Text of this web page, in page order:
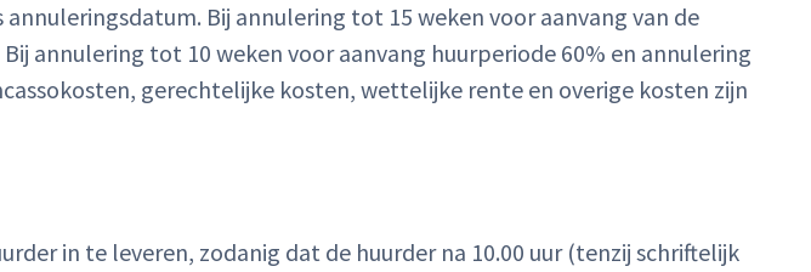
Bij annulering tot 15 weken voor aanvang van de
annulering tot 10 weken voor aanvang huurperiode 60% en annulering
gerechtelijke kosten, wettelijke rente en overige kosten zijn
in te leveren, zodanig dat de huurder na 10.00 uur (tenzij schriftelijk